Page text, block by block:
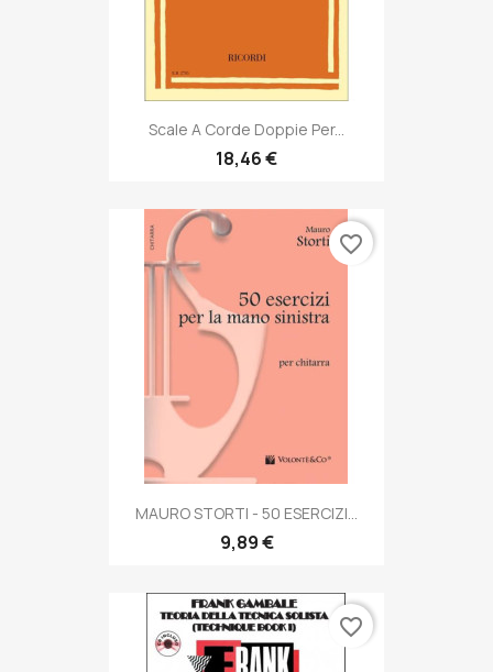
Scale A Corde Doppie Per...
18,46 €
MAURO STORTI - 50 ESERCIZI...
9,89 €
favorite_border
favorite_border